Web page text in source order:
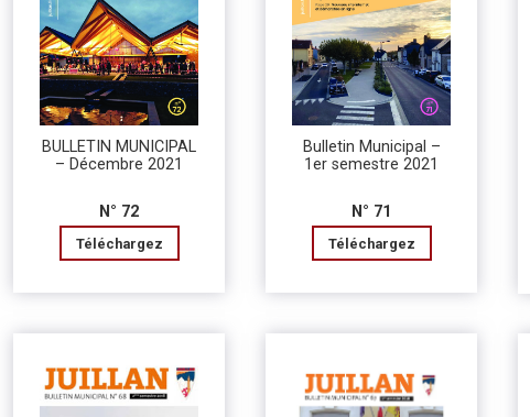
BULLETIN MUNICIPAL
– Décembre 2021
N° 72
Téléchargez
Bulletin Municipal –
1er semestre 2021
N° 71
Téléchargez